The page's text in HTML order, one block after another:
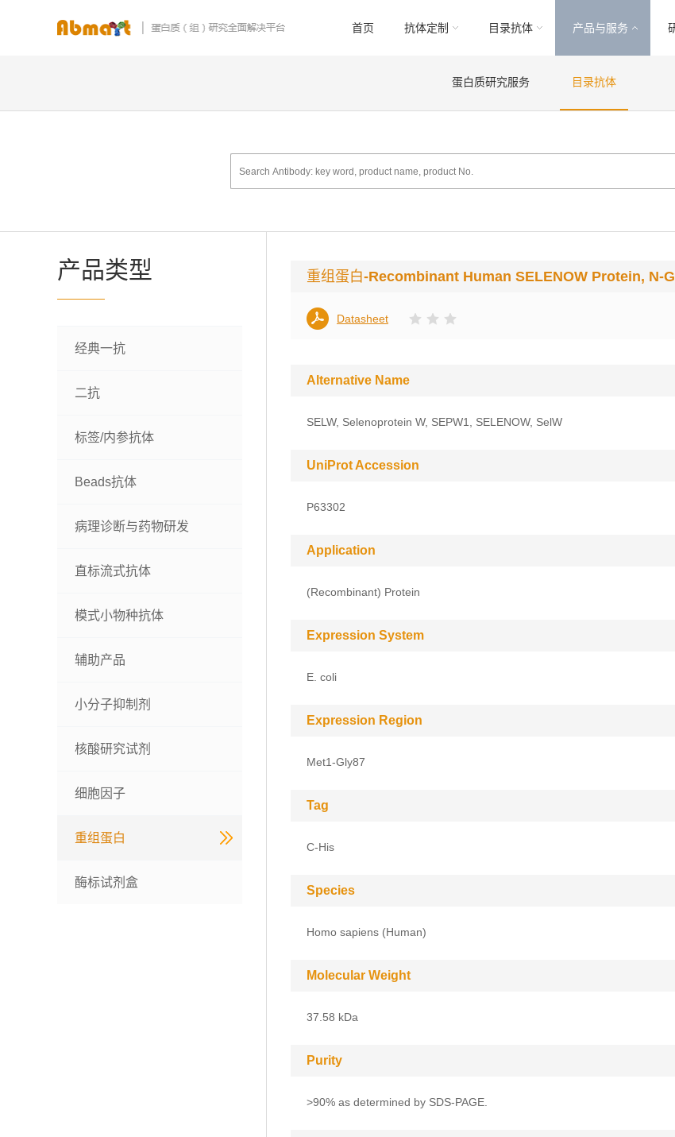
首页 抗体定制 目录抗体 产品与服务
蛋白质研究服务 目录抗体
产品类型
经典一抗
二抗
标签/内参抗体
Beads抗体
病理诊断与药物研发
直标流式抗体
模式小物种抗体
辅助产品
小分子抑制剂
核酸研究试剂
细胞因子
重组蛋白
酶标试剂盒
重组蛋白-Recombinant Human SELENOW Protein, N-
Datasheet
Alternative Name
SELW, Selenoprotein W, SEPW1, SELENOW, SelW
UniProt Accession
P63302
Application
(Recombinant) Protein
Expression System
E. coli
Expression Region
Met1-Gly87
Tag
C-His
Species
Homo sapiens (Human)
Molecular Weight
37.58 kDa
Purity
>90% as determined by SDS-PAGE.